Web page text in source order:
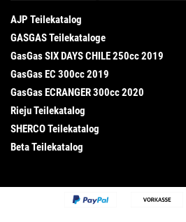
AJP Teilekatalog
GASGAS Teilekataloge
GasGas SIX DAYS CHILE 250cc 2019
GasGas EC 300cc 2019
GasGas ECRANGER 300cc 2020
Rieju Teilekatalog
SHERCO Teilekatalog
Beta Teilekatalog